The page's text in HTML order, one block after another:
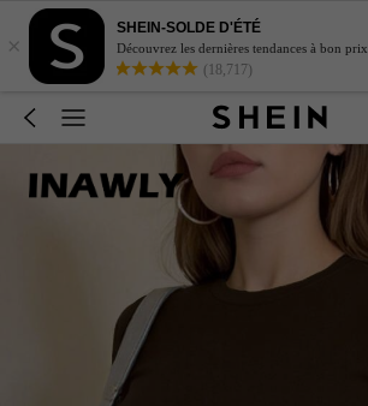
×
SHEIN-SOLDE D'ÉTÉ
Découvrez les dernières tendances à bon prix.
(18,717)